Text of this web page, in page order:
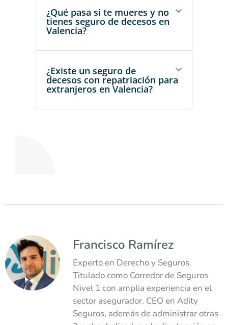
¿Qué pasa si te mueres y no
tienes seguro de decesos en
Valencia?
¿Existe un seguro de
decesos con repatriación para
extranjeros en Valencia?
Francisco Ramírez
Experto en Derecho y Seguros.
Titulado como Corredor de Seguros
Nivel 1 con amplia experiencia en el
sector asegurador. CEO en Adity
Seguros, además de administrar otras